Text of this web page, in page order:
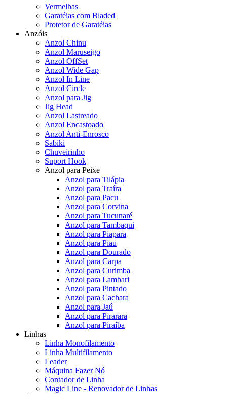
Vermelhas
Garatéias com Bladed
Protetor de Garatéias
Anzóis
Anzol Chinu
Anzol Maruseigo
Anzol OffSet
Anzol Wide Gap
Anzol In Line
Anzol Circle
Anzol para Jig
Jig Head
Anzol Lastreado
Anzol Encastoado
Anzol Anti-Enrosco
Sabiki
Chuveirinho
Suport Hook
Anzol para Peixe
Anzol para Tilápia
Anzol para Traíra
Anzol para Pacu
Anzol para Corvina
Anzol para Tucunaré
Anzol para Tambaqui
Anzol para Piapara
Anzol para Piau
Anzol para Dourado
Anzol para Carpa
Anzol para Curimba
Anzol para Lambari
Anzol para Pintado
Anzol para Cachara
Anzol para Jaú
Anzol para Pirarara
Anzol para Piraíba
Linhas
Linha Monofilamento
Linha Multifilamento
Leader
Máquina Fazer Nó
Contador de Linha
Magic Line - Renovador de Linhas